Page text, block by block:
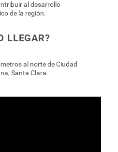
al desarrollo
de la región.
LLEGAR?
al norte de Ciudad
Santa Clara.